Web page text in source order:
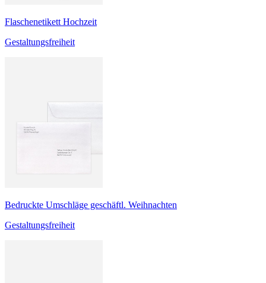
Flaschenetikett Hochzeit
Gestaltungsfreiheit
Bedruckte Umschläge geschäftl. Weihnachten
Gestaltungsfreiheit